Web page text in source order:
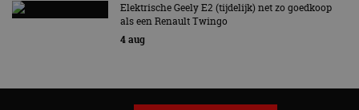
Elektrische Geely E2 (tijdelijk) net zo goedkoop
als een Renault Twingo
4 aug